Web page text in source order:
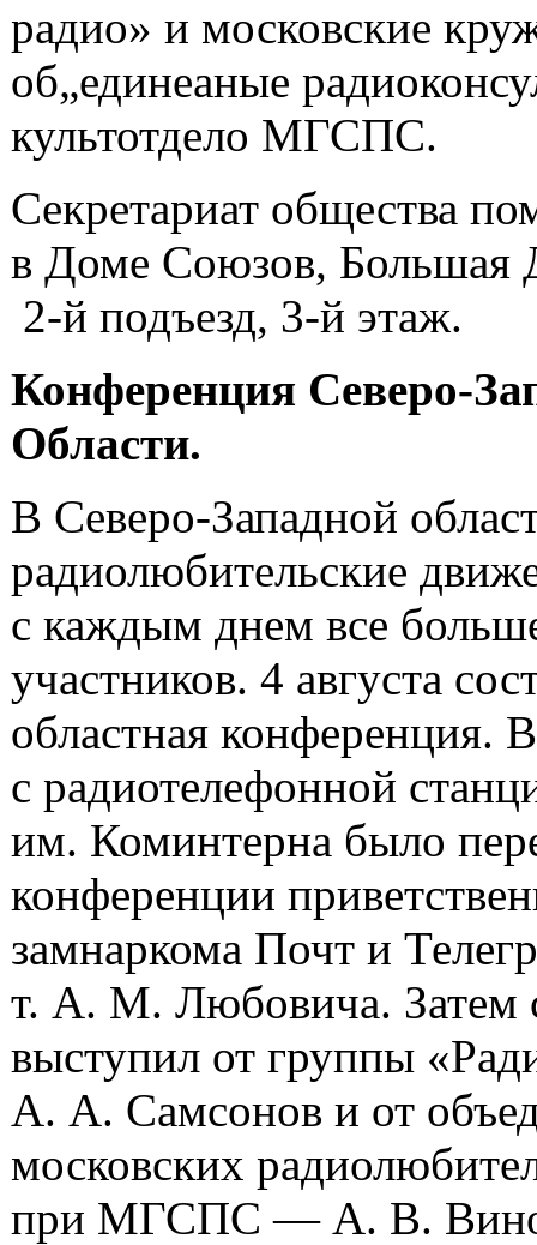
радио» и московские
об„единеаные
культотдело МГСПС.
Секретариат общества
в Доме Союзов, Большая
2-й подъезд, 3-й этаж.
Конференция Северо-
Области.
В Северо-Западной
радиолюбительские
с каждым днем все
участников. 4 августа
областная конференция.
с радиотелефонной
им. Коминтерна было
конференции
замнаркома Почт и
т. А. М. Любовича. Затем
выступил от группы
А. А. Самсонов и от
московских
при МГСПС — А. В.